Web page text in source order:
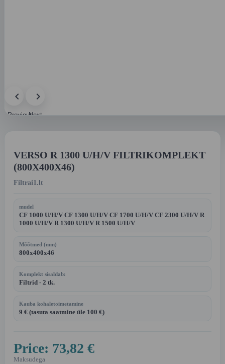
PreviousNext
VERSO R 1300 U/H/V FILTRIKOMPLEKT
(800X400X46)
Filtrai1.lt
mudel
CF 1000 U/H/V CF 1300 U/H/V CF 1700 U/H/V CF 2300 U/H/V R
1000 U/H/V R 1300 U/H/V R 1500 U/H/V
Mõõtmed (mm)
800x400x46
Komplekt sisaldab:
Filtrid - 2 tk.
Kauba kohaletoimetamine
9 € (tasuta saatmine üle 100 €)
Price: 73,82 €
Maksudega